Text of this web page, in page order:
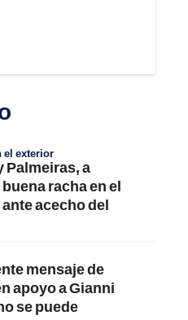
el exterior
Palmeiras, a
racha en el
acecho del
mensaje de
apoyo a Gianni
se puede